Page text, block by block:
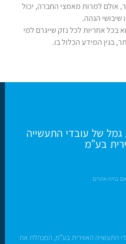
אולם למרות מאמצי החברה, יכול
שיבושי הגהה.
בכל אחריות לכל נזק שייגרם למי
בגין המידע הכלול בו.
גמל של עובדי התעשייה
בע”מ
בניית אתרים
התעשייה האווירית בע”מ, המנהלת את